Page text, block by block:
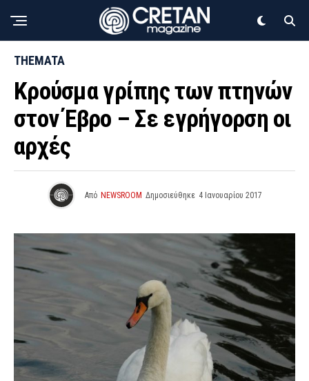
THEMATA
Κρούσµα γρίπης των πτηνών
στον Έβρο – Σε εγρήγορση οι
αρχές
Από NEWSROOM Δημοσιεύθηκε 4 Ιανουαρίου 2017